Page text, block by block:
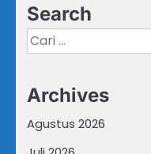
Search
Cari
untuk:
Archives
Agustus 2026